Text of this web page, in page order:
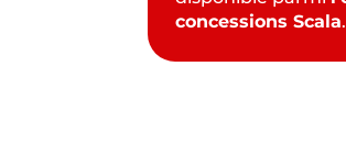
concessions Scala.